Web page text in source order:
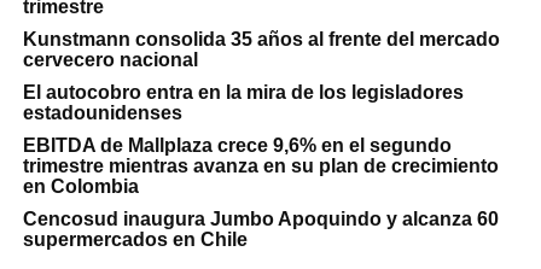
trimestre
Kunstmann consolida 35 años al frente del mercado
cervecero nacional
El autocobro entra en la mira de los legisladores
estadounidenses
EBITDA de Mallplaza crece 9,6% en el segundo
trimestre mientras avanza en su plan de crecimiento
en Colombia
Cencosud inaugura Jumbo Apoquindo y alcanza 60
supermercados en Chile